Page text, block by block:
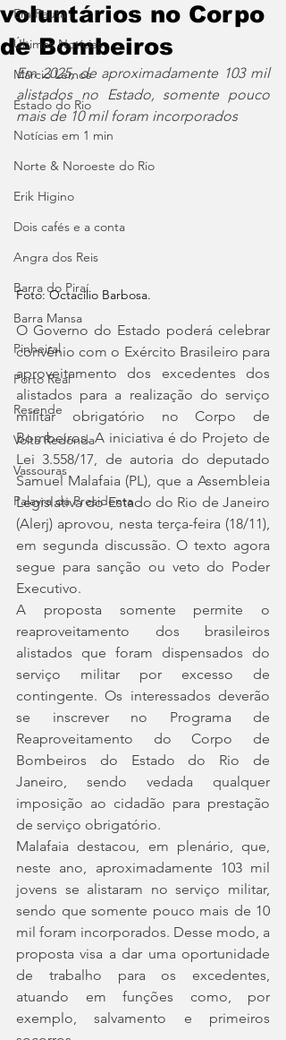
Em Pauta
Últimas Notícias
Márcio Lemos
Estado do Rio
Notícias em 1 min
Norte & Noroeste do Rio
Erik Higino
Dois cafés e a conta
Angra dos Reis
Barra do Piraí
Barra Mansa
Pinheiral
Porto Real
Resende
Volta Redonda
Vassouras
Palavra da Presidenta
voluntários no Corpo
de Bombeiros
Em 2025, de aproximadamente 103 mil
alistados no Estado, somente pouco
mais de 10 mil foram incorporados
Foto: Octacílio Barbosa.
O Governo do Estado poderá celebrar
convênio com o Exército Brasileiro para
aproveitamento dos excedentes dos
alistados para a realização do serviço
militar obrigatório no Corpo de
Bombeiros. A iniciativa é do Projeto de
Lei 3.558/17, de autoria do deputado
Samuel Malafaia (PL), que a Assembleia
Legislativa do Estado do Rio de Janeiro
(Alerj) aprovou, nesta terça-feira (18/11),
em segunda discussão. O texto agora
segue para sanção ou veto do Poder
Executivo.
A proposta somente permite o
reaproveitamento dos brasileiros
alistados que foram dispensados do
serviço militar por excesso de
contingente. Os interessados deverão
se inscrever no Programa de
Reaproveitamento do Corpo de
Bombeiros do Estado do Rio de
Janeiro, sendo vedada qualquer
imposição ao cidadão para prestação
de serviço obrigatório.
Malafaia destacou, em plenário, que,
neste ano, aproximadamente 103 mil
jovens se alistaram no serviço militar,
sendo que somente pouco mais de 10
mil foram incorporados. Desse modo, a
proposta visa a dar uma oportunidade
de trabalho para os excedentes,
atuando em funções como, por
exemplo, salvamento e primeiros